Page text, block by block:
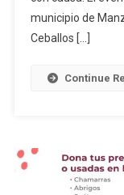
municipio de
Ceballos […]
Continue